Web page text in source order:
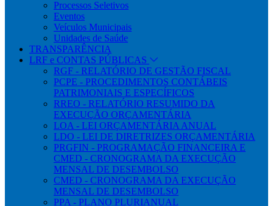
Processos Seletivos
Eventos
Veículos Municipais
Unidades de Saúde
TRANSPARÊNCIA
LRF e CONTAS PÚBLICAS
RGF - RELATÓRIO DE GESTÃO FISCAL
PCPE - PROCEDIMENTOS CONTÁBEIS
PATRIMONIAIS E ESPECÍFICOS
RREO - RELATÓRIO RESUMIDO DA
EXECUÇÃO ORÇAMENTÁRIA
LOA - LEI ORÇAMENTÁRIA ANUAL
LDO - LEI DE DIRETRIZES ORÇAMENTÁRIA
PRGFIN - PROGRAMAÇÃO FINANCEIRA E
CMED - CRONOGRAMA DA EXECUÇÃO
MENSAL DE DESEMBOLSO
CMED - CRONOGRAMA DA EXECUÇÃO
MENSAL DE DESEMBOLSO
PPA - PLANO PLURIANUAL